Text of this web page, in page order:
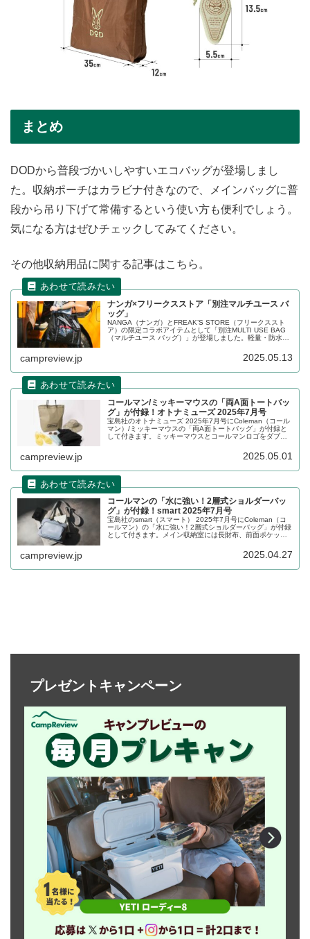
まとめ
DODから普段づかいしやすいエコバッグが登場しまし
た。収納ポーチはカラビナ付きなので、メインバッグに普
段から吊り下げて常備するという使い方も便利でしょう。
気になる方はぜひチェックしてみてください。
その他収納用品に関する記事はこちら。
ナンガ×フリークスストア「別注マルチユース バ
ッグ」
NANGA（ナンガ）とFREAK’S STORE（フリークススト
ア）の限定コラボアイテムとして「別注MULTI USE BAG
（マルチユース バッグ）」が登場しました。軽量・防水・
洗濯物を入れたり、キャンプやビーチへ出かけたりすると
campreview.jp 2025.05.13
コールマン/ミッキーマウスの「両A面トートバッ
グ」が付録！オトナミューズ 2025年7月号
宝島社のオトナミューズ 2025年7月号にColeman（コール
マン）/ミッキーマウスの「両A面トートバッグ」が付録と
して付きます。ミッキーマウスとコールマンロゴをダブル
ップストップ素材を採用しています。詳細をレビューしま
campreview.jp 2025.05.01
コールマンの「水に強い！2層式ショルダーバッ
グ」が付録！smart 2025年7月号
宝島社のsmart（スマート） 2025年7月号にColeman（コ
ールマン）の「水に強い！2層式ショルダーバッグ」が付録
として付きます。メイン収納室には長財布、前面ポケット
らこれひとつで身軽にお出かけができます。詳細をレビュ
campreview.jp 2025.04.27
プレゼントキャンペーン